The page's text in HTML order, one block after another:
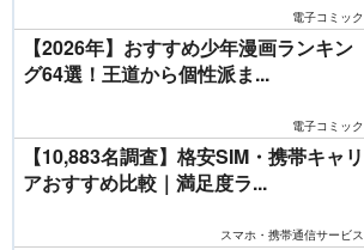
電子コミック
【2026年】おすすめ少年漫画ランキン
グ64選！王道から個性派ま...
電子コミック
【10,883名調査】格安SIM・携帯キャリ
アおすすめ比較｜満足度ラ...
スマホ・携帯通信サービス